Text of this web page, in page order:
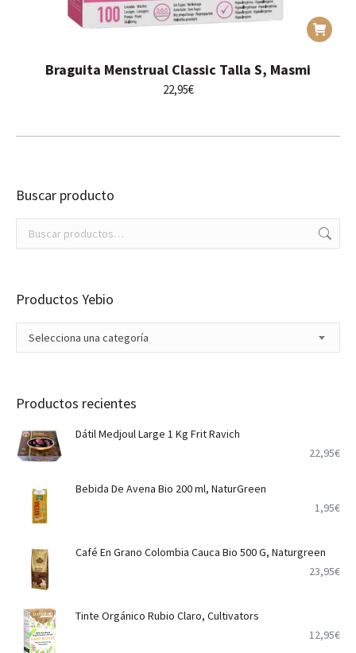
Braguita Menstrual Classic Talla S, Masmi
22,95€
Buscar producto
Productos Yebio
Selecciona una categoría
Productos recientes
Dátil Medjoul Large 1 Kg Frit Ravich
22,95€
Bebida De Avena Bio 200 ml, NaturGreen
1,95€
Café En Grano Colombia Cauca Bio 500 G, Naturgreen
23,95€
Tinte Orgánico Rubio Claro, Cultivators
12,95€